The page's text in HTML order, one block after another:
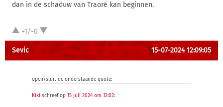
dan in de schaduw van Traoré kan beginnen.
+1/-0
Sevic 15-07-2024 12:09:05
open/sluit de onderstaande quote:
Kiki schreef op 15 juli 2024 om 12:02: